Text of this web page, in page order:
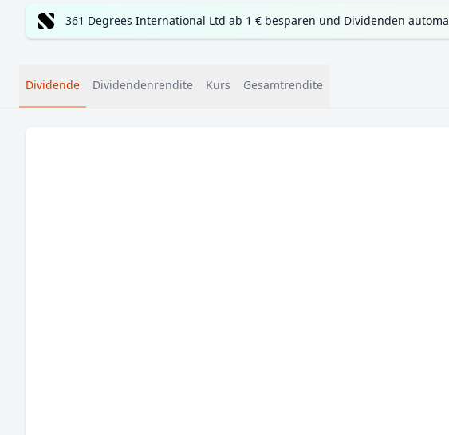
361 Degrees International Ltd ab 1 € besparen und Dividenden
Dividende Dividendenrendite Kurs Gesamtrendite